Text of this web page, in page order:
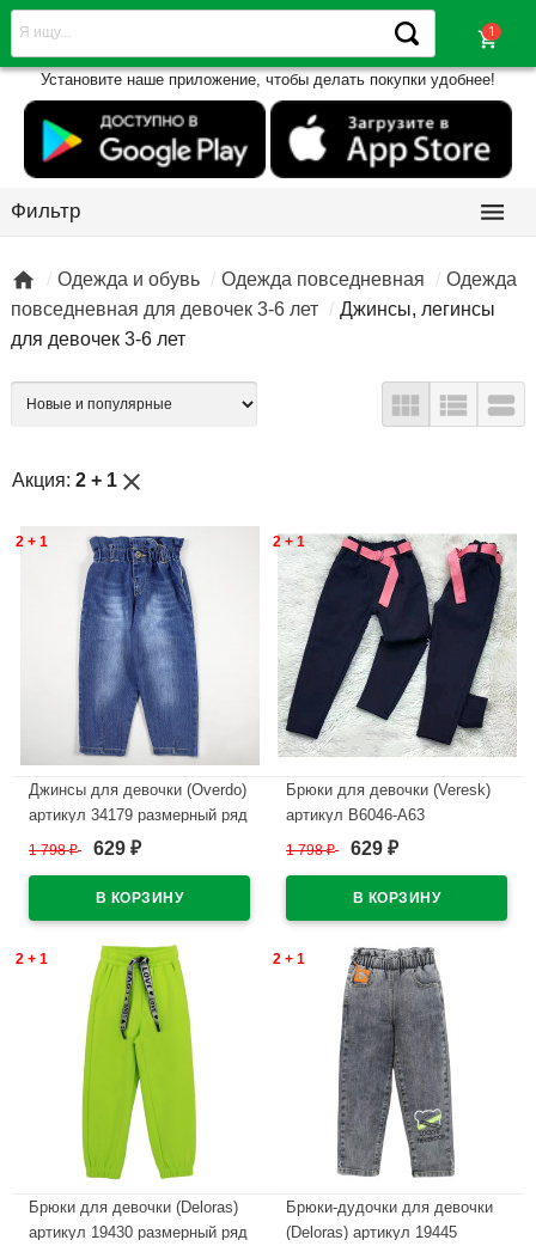
shopping_cart
Установите наше приложение, чтобы делать покупки удобнее!
Фильтр 
 Одежда и обувь Одежда повседневная
Одежда
повседневная для девочек 3-6 лет
Джинсы, легинсы
для девочек 3-6 лет
  
Акция: 2 + 1 close
2 + 1
Джинсы для девочки (Overdo)
артикул 34179 размерный ряд
24/92-98/110 цвет синий
1 798₽ 629 ₽
2 + 1
Брюки для девочки (Veresk)
артикул B6046-A63
размерный ряд 28/104-34/134
1 798₽ 629 ₽
2 + 1
Брюки для девочки (Deloras)
артикул 19430 размерный ряд
2 + 1
Брюки-дудочки для девочки
(Deloras) артикул 19445